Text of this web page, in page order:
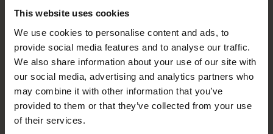
This website uses cookies
We use cookies to personalise content and ads, to
provide social media features and to analyse our traffic.
We also share information about your use of our site with
our social media, advertising and analytics partners who
may combine it with other information that you’ve
provided to them or that they’ve collected from your use
of their services.
Sur facture et paiement
échelonné (jusqu’à CHF
5'000.-)